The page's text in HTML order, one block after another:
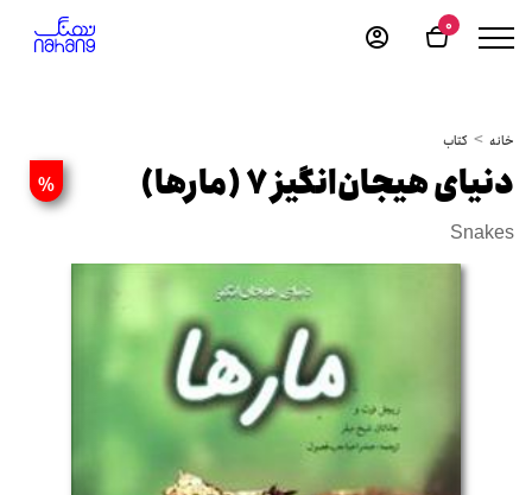
0
خانه کتاب
% دنیای هیجان‌انگیز 7 (مارها)
Snakes